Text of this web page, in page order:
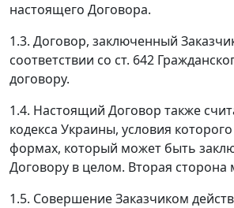
настоящего Договора.
1.3. Договор, заключенный
соответствии со ст. 642
договору.
1.4. Настоящий Договор также
кодекса Украины, условия
формах, который может быть
Договору в целом. Вторая
1.5. Совершение Заказчиком